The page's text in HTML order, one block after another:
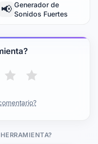
📢 Generador de
Sonidos Fuertes